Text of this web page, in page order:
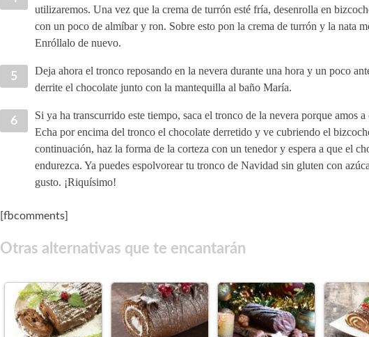
utilizaremos. Una vez que la crema de turrón esté fría, desenrolla en
con un poco de almíbar y ron. Sobre esto pon la crema de turrón y la nata
Enróllalo de nuevo.
Deja ahora el tronco reposando en la nevera durante una hora y un poco
derrite el chocolate junto con la mantequilla al baño María.
Si ya ha transcurrido este tiempo, saca el tronco de la nevera porque amos
Echa por encima del tronco el chocolate derretido y ve cubriendo el
continuación, haz la forma de la corteza con un tenedor y espera a que el
endurezca. Ya puedes espolvorear tu tronco de Navidad sin gluten con
gusto. ¡Riquísimo!
[fbcomments]
Otras alternativas que te encantarán